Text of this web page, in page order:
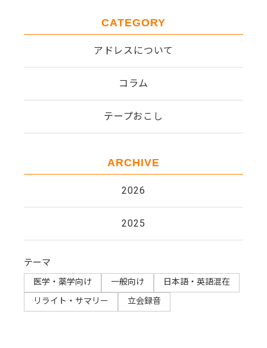
CATEGORY
アドレスについて
コラム
テープおこし
ARCHIVE
2026
2025
テーマ
医学・薬学向け 一般向け
日本語・英語混在
リライト・サマリー​
立会録音​